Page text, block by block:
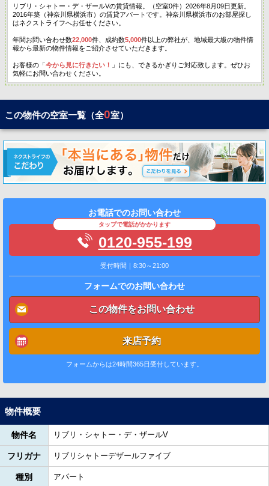
リブリ・シャトー・デ・ザールVの賃貸情報。（空室0件）2026年8月09日更新。
2016年築（神奈川県横浜市）の賃貸アパートです。神奈川県横浜市のお部屋探し
はネクストライフへお任せください。
年間お問い合わせ数22,000件、成約数5,000件以上の弊社が、地域最大級の物件情
報から最新の物件情報をご紹介させていただきます。
お客様の「今から見に行きたい！
」にも、できるかぎりご対応致します。ぜひお
気軽にお問い合わせください。
この物件の空室一覧（全0室）
お電話でのお問い合わせ
タップで電話がかかります
0120-955-199
受付時間｜8:30～21:00
フォームでのお問い合わせ
この物件をお問い合わせ
来店予約
フォームからは24時間365日受付しています。
物件概要
物件名 リブリ・シャトー・デ・ザールV
フリガナ リブリシャトーデザールファイブ
種別 アパート